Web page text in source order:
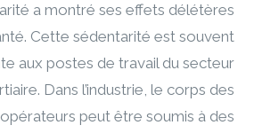
a montré ses effets délétères
Cette sédentarité est souvent
aux postes de travail du secteur
Dans l’industrie, le corps des
opérateurs peut être soumis à des